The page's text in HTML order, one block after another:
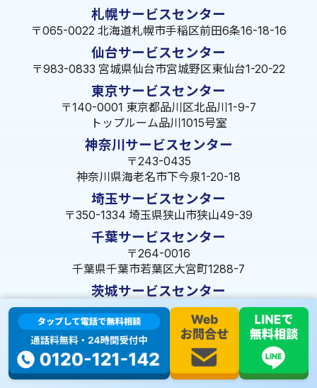
札幌サービスセンター
〒065-0022 北海道札幌市手稲区前田6条16-18-16
仙台サービスセンター
〒983-0833 宮城県仙台市宮城野区東仙台1-20-22
東京サービスセンター
〒140-0001 東京都品川区北品川1-9-7
トップルーム品川1015号室
神奈川サービスセンター
〒243-0435
神奈川県海老名市下今泉1-20-18
埼玉サービスセンター
〒350-1334 埼玉県狭山市狭山49-39
千葉サービスセンター
〒264-0016
千葉県千葉市若葉区大宮町1288-7
茨城サービスセンター
〒309-1717 茨城県笠間市旭町322-2 102号
長野サービスセンター
〒380-0921 長野県長野市大字栗田653-141 皐月ビル
名古屋サービスセンター
〒455-0014 名古屋市港区港楽3-13-22